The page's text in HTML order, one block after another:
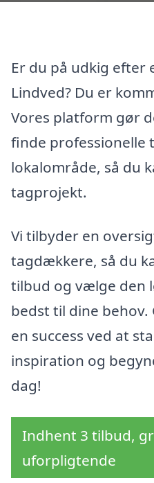
Er du på udkig
Lindved? Du er
Vores platform gør
finde professionelle
lokalområde, så du
tagprojekt.
Vi tilbyder en
tagdækkere, så du
tilbud og vælge den
bedst til dine
en success ved at
inspiration og
dag!
Indhent 3 tilbud,
uforpligtende